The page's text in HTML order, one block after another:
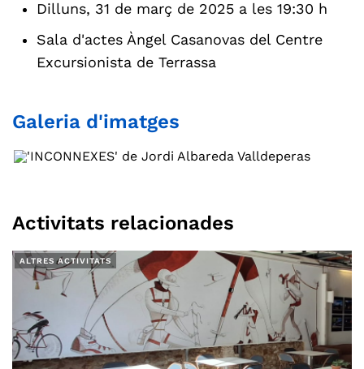
Dilluns, 31 de març de 2025 a les 19:30 h
Sala d'actes Àngel Casanovas del Centre
Excursionista de Terrassa
Galeria d'imatges
Activitats relacionades
ALTRES ACTIVITATS